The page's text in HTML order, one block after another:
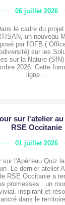
06 juillet 2026
le cadre du
un nouveau
par l'OFB (
sur les
sur la Nature
2026. Cette
ligne…
sur l'atelier
RSE Occitanie
01 juillet 2026
sur l'Apér'eau Quiz
Le dernier atelier
RSE Occitanie a
promesses : un
inspirant et
ancré dans le